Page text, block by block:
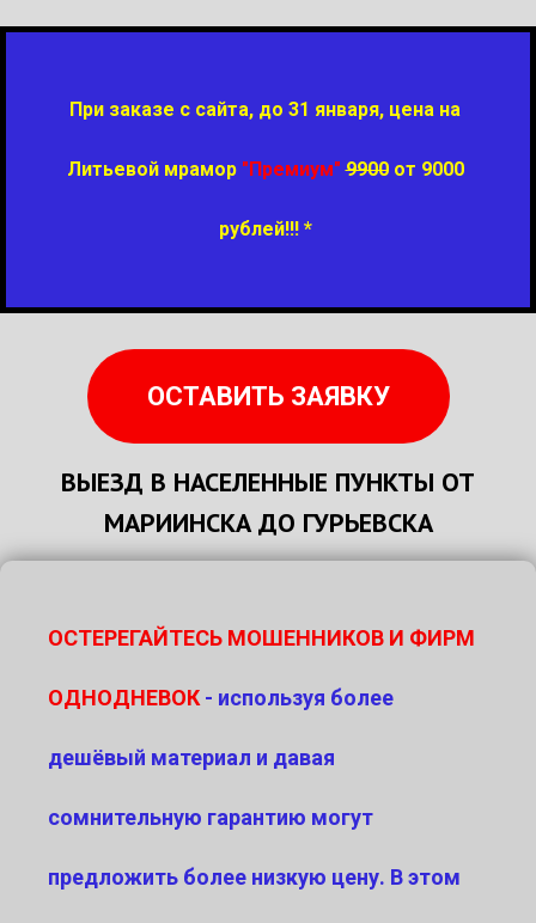
При заказе с сайта, до 31 января, цена на
Литьевой мрамор "Премиум" 9900от 9000
рублей!!! *
ОСТАВИТЬ ЗАЯВКУ
ВЫЕЗД В НАСЕЛЕННЫЕ ПУНКТЫ ОТ
МАРИИНСКА ДО ГУРЬЕВСКА
ОСТЕРЕГАЙТЕСЬ МОШЕННИКОВ И ФИРМ
ОДНОДНЕВОК - используя более
дешёвый материал и давая
сомнительную гарантию могут
предложить более низкую цену. В этом